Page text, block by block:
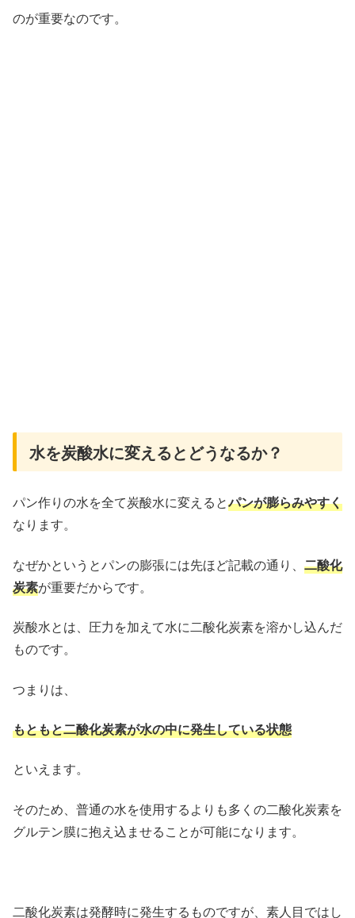
のが重要なのです。
水を炭酸水に変えるとどうなるか？
パン作りの水を全て炭酸水に変えるとパンが膨らみやすく
なります。
なぜかというとパンの膨張には先ほど記載の通り、 二酸化
炭素が重要だからです。
炭酸水とは、圧力を加えて水に二酸化炭素を溶かし込んだ
ものです。
つまりは、
もともと二酸化炭素が水の中に発生している状態
といえます。
そのため、普通の水を使用するよりも多くの二酸化炭素を
グルテン膜に抱え込ませることが可能になります。
二酸化炭素は発酵時に発生するものですが、素人目ではし